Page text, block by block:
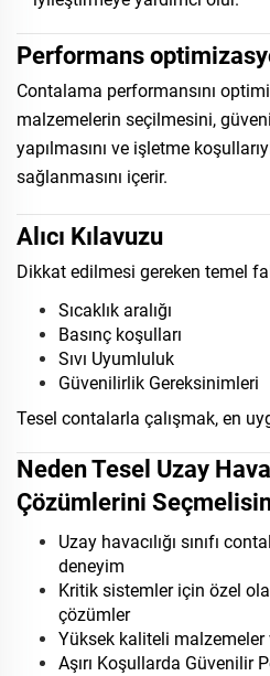
Performans
Contalama performansını
malzemelerin seçilmesini,
yapılmasını ve işletme
sağlanmasını içerir.
Alıcı Kılavuzu
Dikkat edilmesi gereken temel
Sıcaklık aralığı
Basınç koşulları
Sıvı Uyumluluk
Güvenilirlik Gereksinimleri
Tesel contalarla çalışmak, en
Neden Tesel Uzay
Çözümlerini
Uzay havacılığı sınıfı
deneyim
Kritik sistemler için özel
çözümler
Yüksek kaliteli
Aşırı Koşullarda Güvenilir